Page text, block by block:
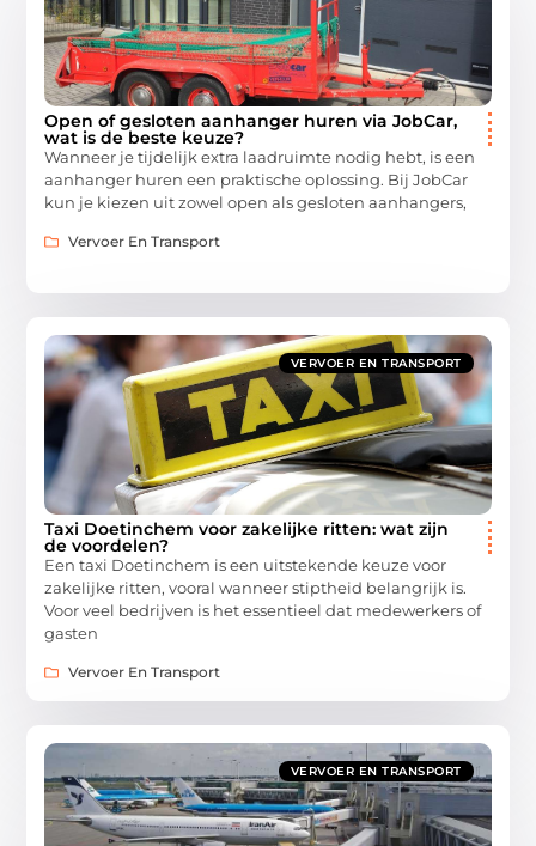
Open of gesloten aanhanger huren via JobCar,
wat is de beste keuze?
Wanneer je tijdelijk extra laadruimte nodig hebt, is een
aanhanger huren een praktische oplossing. Bij JobCar
kun je kiezen uit zowel open als gesloten aanhangers,
Vervoer En Transport
VERVOER EN TRANSPORT
Taxi Doetinchem voor zakelijke ritten: wat zijn
de voordelen?
Een taxi Doetinchem is een uitstekende keuze voor
zakelijke ritten, vooral wanneer stiptheid belangrijk is.
Voor veel bedrijven is het essentieel dat medewerkers of
gasten
Vervoer En Transport
VERVOER EN TRANSPORT